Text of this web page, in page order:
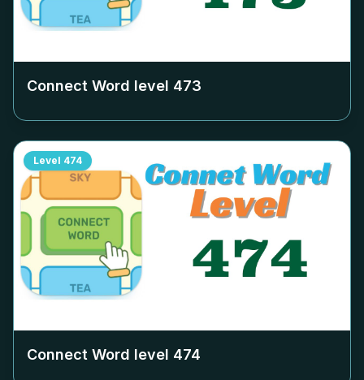
Connect Word level 473
Level 474
Connect Word level 474